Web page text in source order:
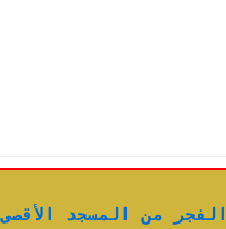
من المسجد الأقصى